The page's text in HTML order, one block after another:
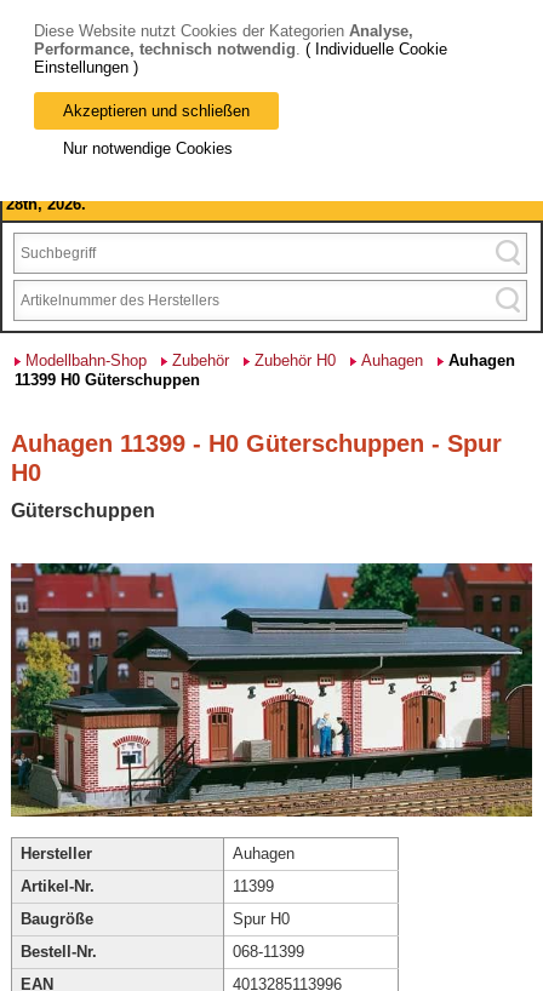
Bitte beachten Sie: wir machen Betriebsferien, vom 03. bis 28.
August 2026 haben wir geschlossen.
28th, 2026.
Modellbahn-Shop Zubehör Zubehör H0 Auhagen
Auhagen
11399 H0 Güterschuppen
Auhagen 11399 - H0 Güterschuppen - Spur
H0
Güterschuppen
Hersteller
Auhagen
Artikel-Nr.
11399
Baugröße
Spur H0
Bestell-Nr.
068-11399
EAN
4013285113996
Diese Website nutzt Cookies der Kategorien Analyse,
Performance, technisch notwendig. ( Individuelle Cookie
Einstellungen )
Akzeptieren und schließen
Nur notwendige Cookies